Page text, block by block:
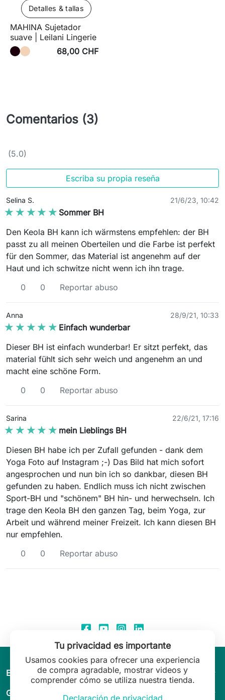
Detalles & tallas
MAHINA Sujetador
suave | Leilani Lingerie
68,00 CHF
Comentarios (3)
(5.0)
Escriba su propia reseña
Selina S. 21/6/23, 10:42
★★★★★
★★★★★ Sommer BH
Den Keola BH kann ich wärmstens empfehlen: der BH
passt zu all meinen Oberteilen und die Farbe ist perfekt
für den Sommer, das Material ist angenehm auf der
Haut und ich schwitze nicht wenn ich ihn trage.
0
0 Reportar abuso
Anna 28/9/21, 10:33
★★★★★
★★★★★ Einfach wunderbar
Dieser BH ist einfach wunderbar! Er sitzt perfekt, das
material fühlt sich sehr weich und angenehm an und
macht eine schöne Form.
0
0 Reportar abuso
Sarina 22/6/21, 17:16
★★★★★
★★★★★ mein Lieblings BH
Diesen BH habe ich per Zufall gefunden - dank dem
Yoga Foto auf Instagram ;-) Das Bild hat mich sofort
angesprochen und nun bin ich so dankbar, diesen BH
gefunden zu haben. Endlich muss ich nicht zwischen
Sport-BH und "schönem" BH hin- und herwechseln. Ich
trage den Keola BH den ganzen Tag, beim Yoga, zur
Arbeit und während meiner Freizeit. Ich kann diesen BH
nur empfehlen.
0
0 Reportar abuso
El mundo de Leilani Lingerie arrow_drop_down
Guía & asesoramiento arrow_drop_down
Tu privacidad es importante
Usamos cookies para ofrecer una experiencia
de compra agradable, mostrar videos y
comprender cómo se utiliza nuestra tienda.
Declaración de privacidad